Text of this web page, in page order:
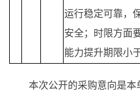
运行稳定可靠，
安全；时限方面
能力提升期限小
本次公开的采购意向是本